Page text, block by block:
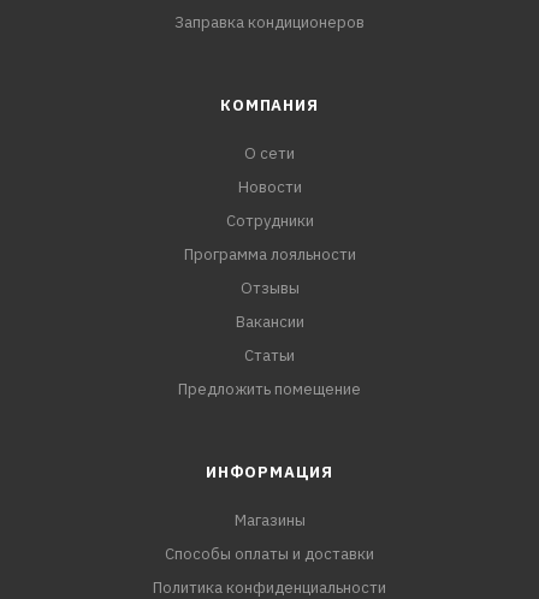
Заправка кондиционеров
КОМПАНИЯ
О сети
Новости
Сотрудники
Программа лояльности
Отзывы
Вакансии
Статьи
Предложить помещение
ИНФОРМАЦИЯ
Магазины
Способы оплаты и доставки
Политика конфиденциальности